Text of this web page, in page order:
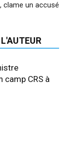
clame un accusé
camp CRS à